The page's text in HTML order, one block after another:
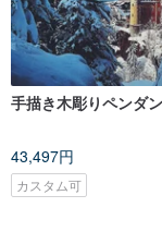
手描き木彫りペンダ
43,497円
カスタム可